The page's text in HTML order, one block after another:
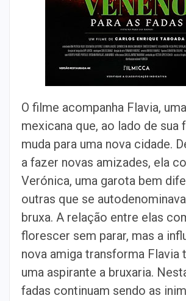
O filme acompanha Flavia,
mexicana que, ao lado de sua
muda para uma nova cidade.
a fazer novas amizades, ela
Verónica, uma garota bem
outras que se
bruxa. A relação entre elas
florescer sem parar, mas a
nova amiga transforma Flavia
uma aspirante a bruxaria.
fadas continuam sendo as